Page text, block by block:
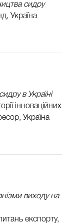
сидру
Україна
в Україні
інноваційних
Україна
виходу на
експорту,